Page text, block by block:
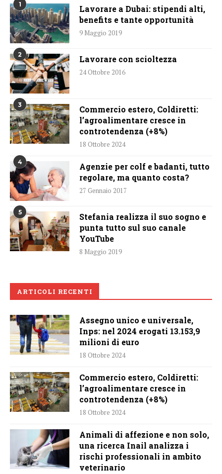
1
Lavorare a Dubai: stipendi alti,
benefits e tante opportunità
9 Maggio 2019
2 Lavorare con scioltezza
24 Ottobre 2016
3
Commercio estero, Coldiretti:
l’agroalimentare cresce in
controtendenza (+8%)
18 Ottobre 2024
4
Agenzie per colf e badanti, tutto
regolare, ma quanto costa?
27 Gennaio 2017
5
Stefania realizza il suo sogno e
punta tutto sul suo canale
YouTube
8 Maggio 2019
ARTICOLI RECENTI
Assegno unico e universale,
Inps: nel 2024 erogati 13.153,9
milioni di euro
18 Ottobre 2024
Commercio estero, Coldiretti:
l’agroalimentare cresce in
controtendenza (+8%)
18 Ottobre 2024
Animali di affezione e non solo,
una ricerca Inail analizza i
rischi professionali in ambito
veterinario